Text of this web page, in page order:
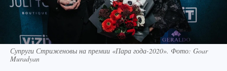
Супруги Стриженовы на премии «Пара года-2020». Фото: Goar
Muradyan